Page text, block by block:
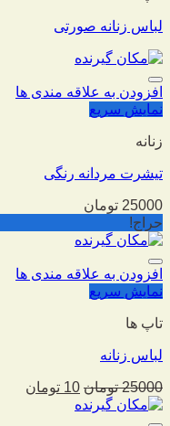
لباس زنانه صورتی
افزودن به علاقه مندی ها
نمایش سریع
زنانه
تیشرت مردانه رنگی
25000 تومان
حراج!
افزودن به علاقه مندی ها
نمایش سریع
تاپ ها
لباس زنانه
25000 تومان 10 تومان